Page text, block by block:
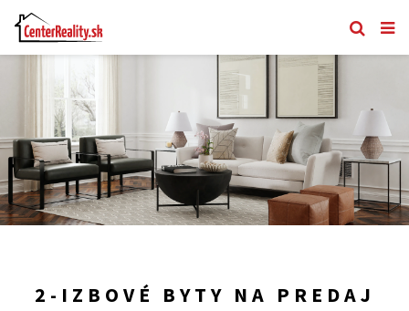
2-IZBOVÉ BYTY NA PREDAJ